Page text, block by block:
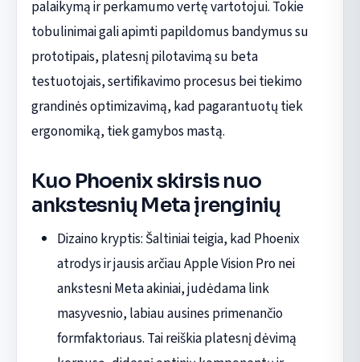
palaikymą ir perkamumo vertę vartotojui. Tokie
tobulinimai gali apimti papildomus bandymus su
prototipais, platesnį pilotavimą su beta
testuotojais, sertifikavimo procesus bei tiekimo
grandinės optimizavimą, kad pagarantuotų tiek
ergonomiką, tiek gamybos mastą.
Kuo Phoenix skirsis nuo
ankstesnių Meta įrenginių
Dizaino kryptis: Šaltiniai teigia, kad Phoenix
atrodys ir jausis arčiau Apple Vision Pro nei
ankstesni Meta akiniai, judėdama link
masyvesnio, labiau ausines primenančio
formfaktoriaus. Tai reiškia platesnį dėvimą